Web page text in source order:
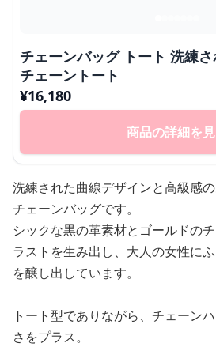
チェーンバッグ トート 洗練
チェーントート
¥16,180
商品の詳細を
洗練された曲線デザインと高級感
チェーンバッグです。
シックな黒の革素材とゴールドの
ラストを生み出し、大人の女性に
を醸し出しています。
トート型でありながら、チェーン
さをプラス。